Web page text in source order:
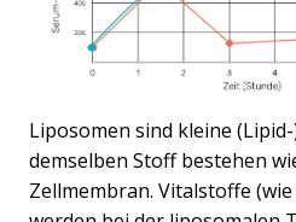
Liposomen sind kleine
demselben Stoff bestehen
Zellmembran. Vitalstoffe (wie